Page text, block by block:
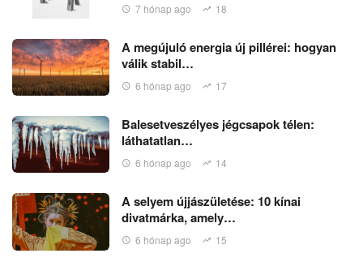
7 hónap ago 18
A megújuló energia új pillérei: hogyan
válik stabil…
6 hónap ago 17
Balesetveszélyes jégcsapok télen:
láthatatlan…
6 hónap ago 14
A selyem újjászületése: 10 kínai
divatmárka, amely…
6 hónap ago 15